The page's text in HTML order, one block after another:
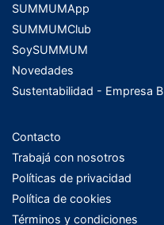
SUMMUMApp
SUMMUMClub
SoySUMMUM
Novedades
Sustentabilidad - Empresa B
Contacto
Trabajá con nosotros
Políticas de privacidad
Política de cookies
Términos y condiciones